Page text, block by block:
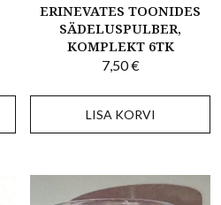
ERINEVATES TOONIDES
SÄDELUSPULBER,
KOMPLEKT 6TK
7,50€
LISA KORVI